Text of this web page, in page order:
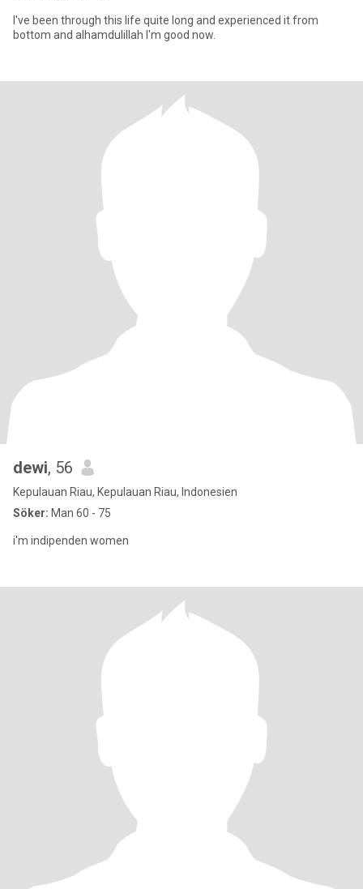
I've been through this life quite long and experienced it from
bottom and alhamdulillah I'm good now.
dewi, 56
Kepulauan Riau, Kepulauan Riau, Indonesien
Söker: Man 60 - 75
i'm indipenden women